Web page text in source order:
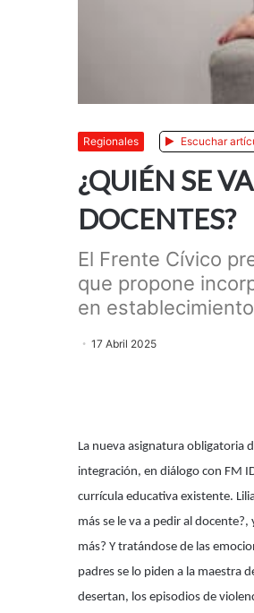
Regionales Escuchar
¿QUIÉN SE
DOCENTES?
El Frente Cívico
que propone
en
17 Abril 2025
La nueva asignatura obligatoria
integración, en diálogo con FM
currícula educativa existente.
más se le va a pedir al
más? Y tratándose de las
padres se lo piden a la maestra
desertan, los episodios de